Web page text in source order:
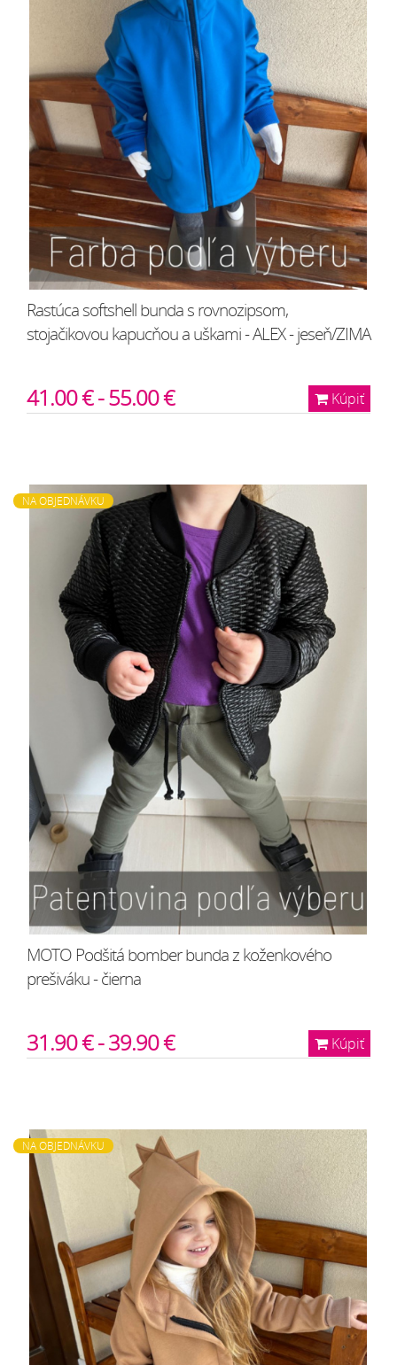
Rastúca softshell bunda s rovnozipsom,
stojačikovou kapucňou a uškami - ALEX - jeseň/ZIMA
Kúpiť
41.00 € - 55.00 €
NA OBJEDNÁVKU
MOTO Podšitá bomber bunda z koženkového
prešiváku - čierna
Kúpiť
31.90 € - 39.90 €
NA OBJEDNÁVKU